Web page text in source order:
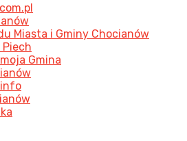
Miasta i Gminy Chocianów
Gmina